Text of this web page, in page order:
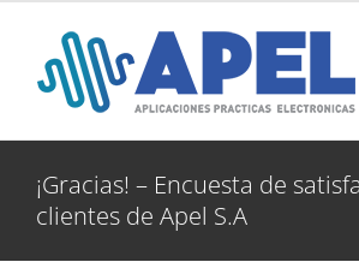
contenido
¡Gracias! – Encuesta de
clientes de Apel S.A